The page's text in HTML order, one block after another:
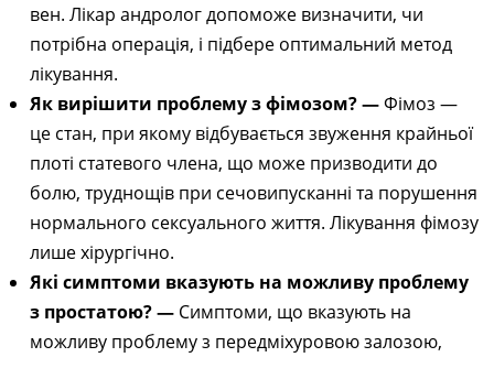
вен. Лікар андролог допоможе визначити, чи
потрібна операція, і підбере оптимальний метод
лікування.
Як вирішити проблему з фімозом? —Фімоз —
це стан, при якому відбувається звуження крайньої
плоті статевого члена, що може призводити до
болю, труднощів при сечовипусканні та порушення
нормального сексуального життя. Лікування фімозу
лише хірургічно.
Які симптоми вказують на можливу проблему
з простатою? — Симптоми, що вказують на
можливу проблему з передміхуровою залозою,